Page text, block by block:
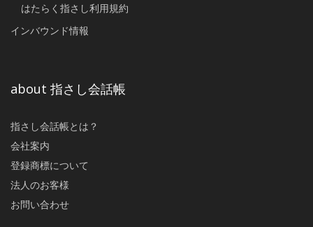
はたらく指さし利用規約
インバウンド情報
about 指さし会話帳
指さし会話帳とは？
会社案内
登録商標について
法人のお客様
お問い合わせ